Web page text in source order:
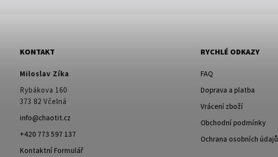
KONTAKT
Miloslav Zíka
Rybákova 160
373 82 Včelná
info@chaotit.cz
+420 773 597 137
Kontaktní Formulář
RYCHLÉ ODKAZY
FAQ
Doprava a platba
Vrácení zboží
Obchodní podmínky
Ochrana osobních údajů